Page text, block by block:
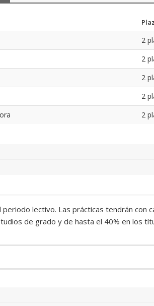
2
2
2
2
2
lectivo. Las prácticas tendrán con
de grado y de hasta el 40% en los